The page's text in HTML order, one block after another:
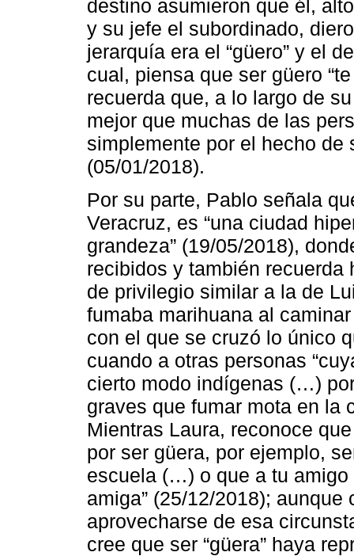
destino asumieron que él,
y su jefe el subordinado,
jerarquía era el “güero” y el
cual, piensa que ser güero
recuerda que, a lo largo de
mejor que muchas de las
simplemente por el hecho de
(05/01/2018).
Por su parte, Pablo señala
Veracruz, es “una ciudad
grandeza” (19/05/2018),
recibidos y también
de privilegio similar a la de
fumaba marihuana al
con el que se cruzó lo único
cuando a otras personas
cierto modo indígenas (…)
graves que fumar mota en la
Mientras Laura, reconoce
por ser güera, por ejemplo,
escuela (…) o que a tu
amiga” (25/12/2018);
aprovecharse de esa
cree que ser “güera” haya